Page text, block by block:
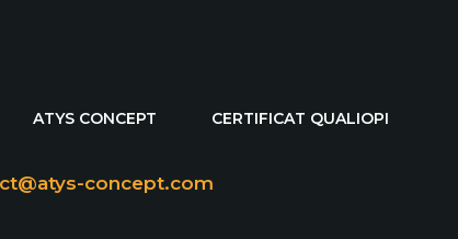
ATYS CONCEPT CERTIFICAT QUALIOPI
concept.com